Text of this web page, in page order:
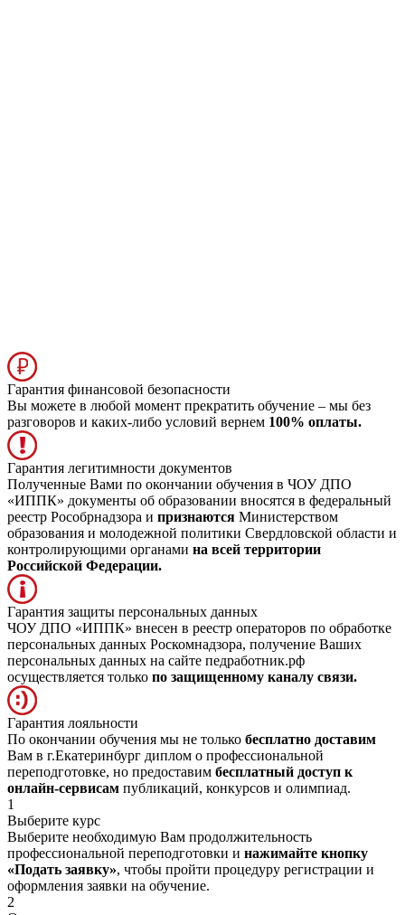
Гарантия финансовой безопасности
Вы можете в любой момент прекратить обучение – мы без
разговоров и каких-либо условий вернем 100% оплаты.
Гарантия легитимности документов
Полученные Вами по окончании обучения в ЧОУ ДПО
«ИППК» документы об образовании вносятся в федеральный
реестр Рособрнадзора и признаются Министерством
образования и молодежной политики Свердловской области и
контролирующими органами на всей территории
Российской Федерации.
Гарантия защиты персональных данных
ЧОУ ДПО «ИППК» внесен в реестр операторов по обработке
персональных данных Роскомнадзора, получение Ваших
персональных данных на сайте педработник.рф
осуществляется только по защищенному каналу связи.
Гарантия лояльности
По окончании обучения мы не только бесплатно доставим
Вам в г.Екатеринбург диплом о профессиональной
переподготовке, но предоставим бесплатный доступ к
онлайн-сервисам публикаций, конкурсов и олимпиад.
1
Выберите курс
Выберите необходимую Вам продолжительность
профессиональной переподготовки и нажимайте кнопку
«Подать заявку», чтобы пройти процедуру регистрации и
оформления заявки на обучение.
2